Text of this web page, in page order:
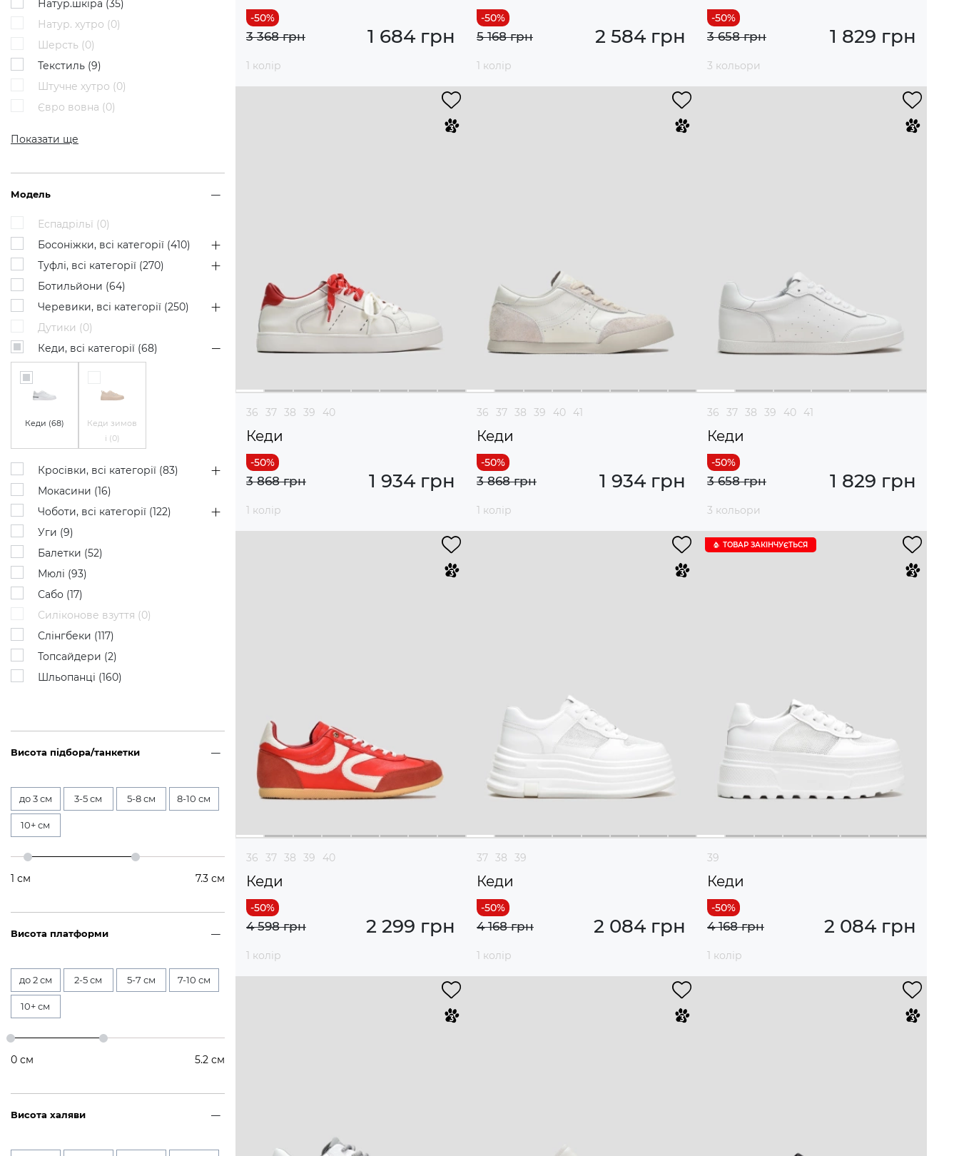
Натур.шкіра (35)
Натур. хутро (0)
Шерсть (0)
Текстиль (9)
Штучне хутро (0)
Євро вовна (0)
Показати ще
Модель
Еспадрільї (0)
Босоніжки, всі категорії (410)
Туфлі, всі категорії (270)
Ботильйони (64)
Черевики, всі категорії (250)
Дутики (0)
Кеди, всі категорії (68)
Кеди (68)
Кеди зимов
і (0)
Кросівки, всі категорії (83)
Мокасини (16)
Чоботи, всі категорії (122)
Уги (9)
Балетки (52)
Мюлі (93)
Сабо (17)
Силіконове взуття (0)
Слінгбеки (117)
Топсайдери (2)
Шльопанці (160)
Висота підбора/танкетки
до 3 см 3-5 см 5-8 см 8-10 см
10+ см
1 см 7.3 см
Висота платформи
до 2 см 2-5 см 5-7 см 7-10 см
10+ см
0 см 5.2 см
Висота халяви
1 684 грн
3 368 грн
1 колір
2 584 грн
5 168 грн
1 колір
1 829 грн
3 658 грн
3 кольори
36 37 38 39 40
Кеди
1 934 грн
3 868 грн
1 колір
36 37 38 39 40 41
Кеди
1 934 грн
3 868 грн
1 колір
36 37 38 39 40 41
Кеди
1 829 грн
3 658 грн
3 кольори
36 37 38 39 40
Кеди
2 299 грн
4 598 грн
1 колір
37 38 39
Кеди
2 084 грн
4 168 грн
1 колір
ТОВАР ЗАКІНЧУЄTЬСЯ
39
Кеди
2 084 грн
4 168 грн
1 колір